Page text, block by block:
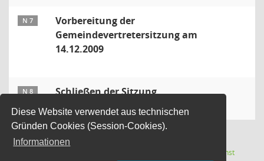
Diese Website verwendet aus technischen
Gründen Cookies (Session-Cookies).
Informationen
N 7
Vorbereitung der
Gemeindevertretersitzung am
14.12.2009
N 8 Schließen der Sitzung
Sitzungsdienst